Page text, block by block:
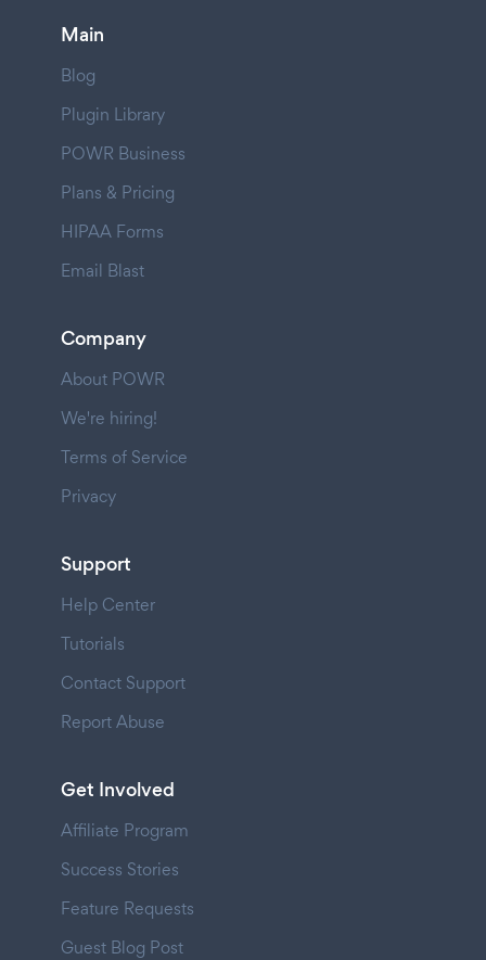
Main
Blog
Plugin Library
POWR Business
Plans & Pricing
HIPAA Forms
Email Blast
Company
About POWR
We're hiring!
Terms of Service
Privacy
Support
Help Center
Tutorials
Contact Support
Report Abuse
Get Involved
Affiliate Program
Success Stories
Feature Requests
Guest Blog Post